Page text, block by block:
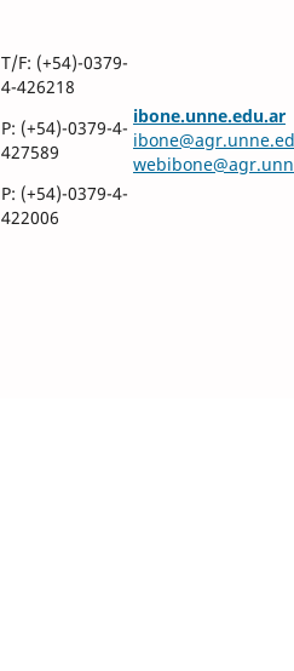
T/F: (+54)-0379-
4-426218
P: (+54)-0379-4-
427589
P: (+54)-0379-4-
422006
ibone.unne.edu.ar